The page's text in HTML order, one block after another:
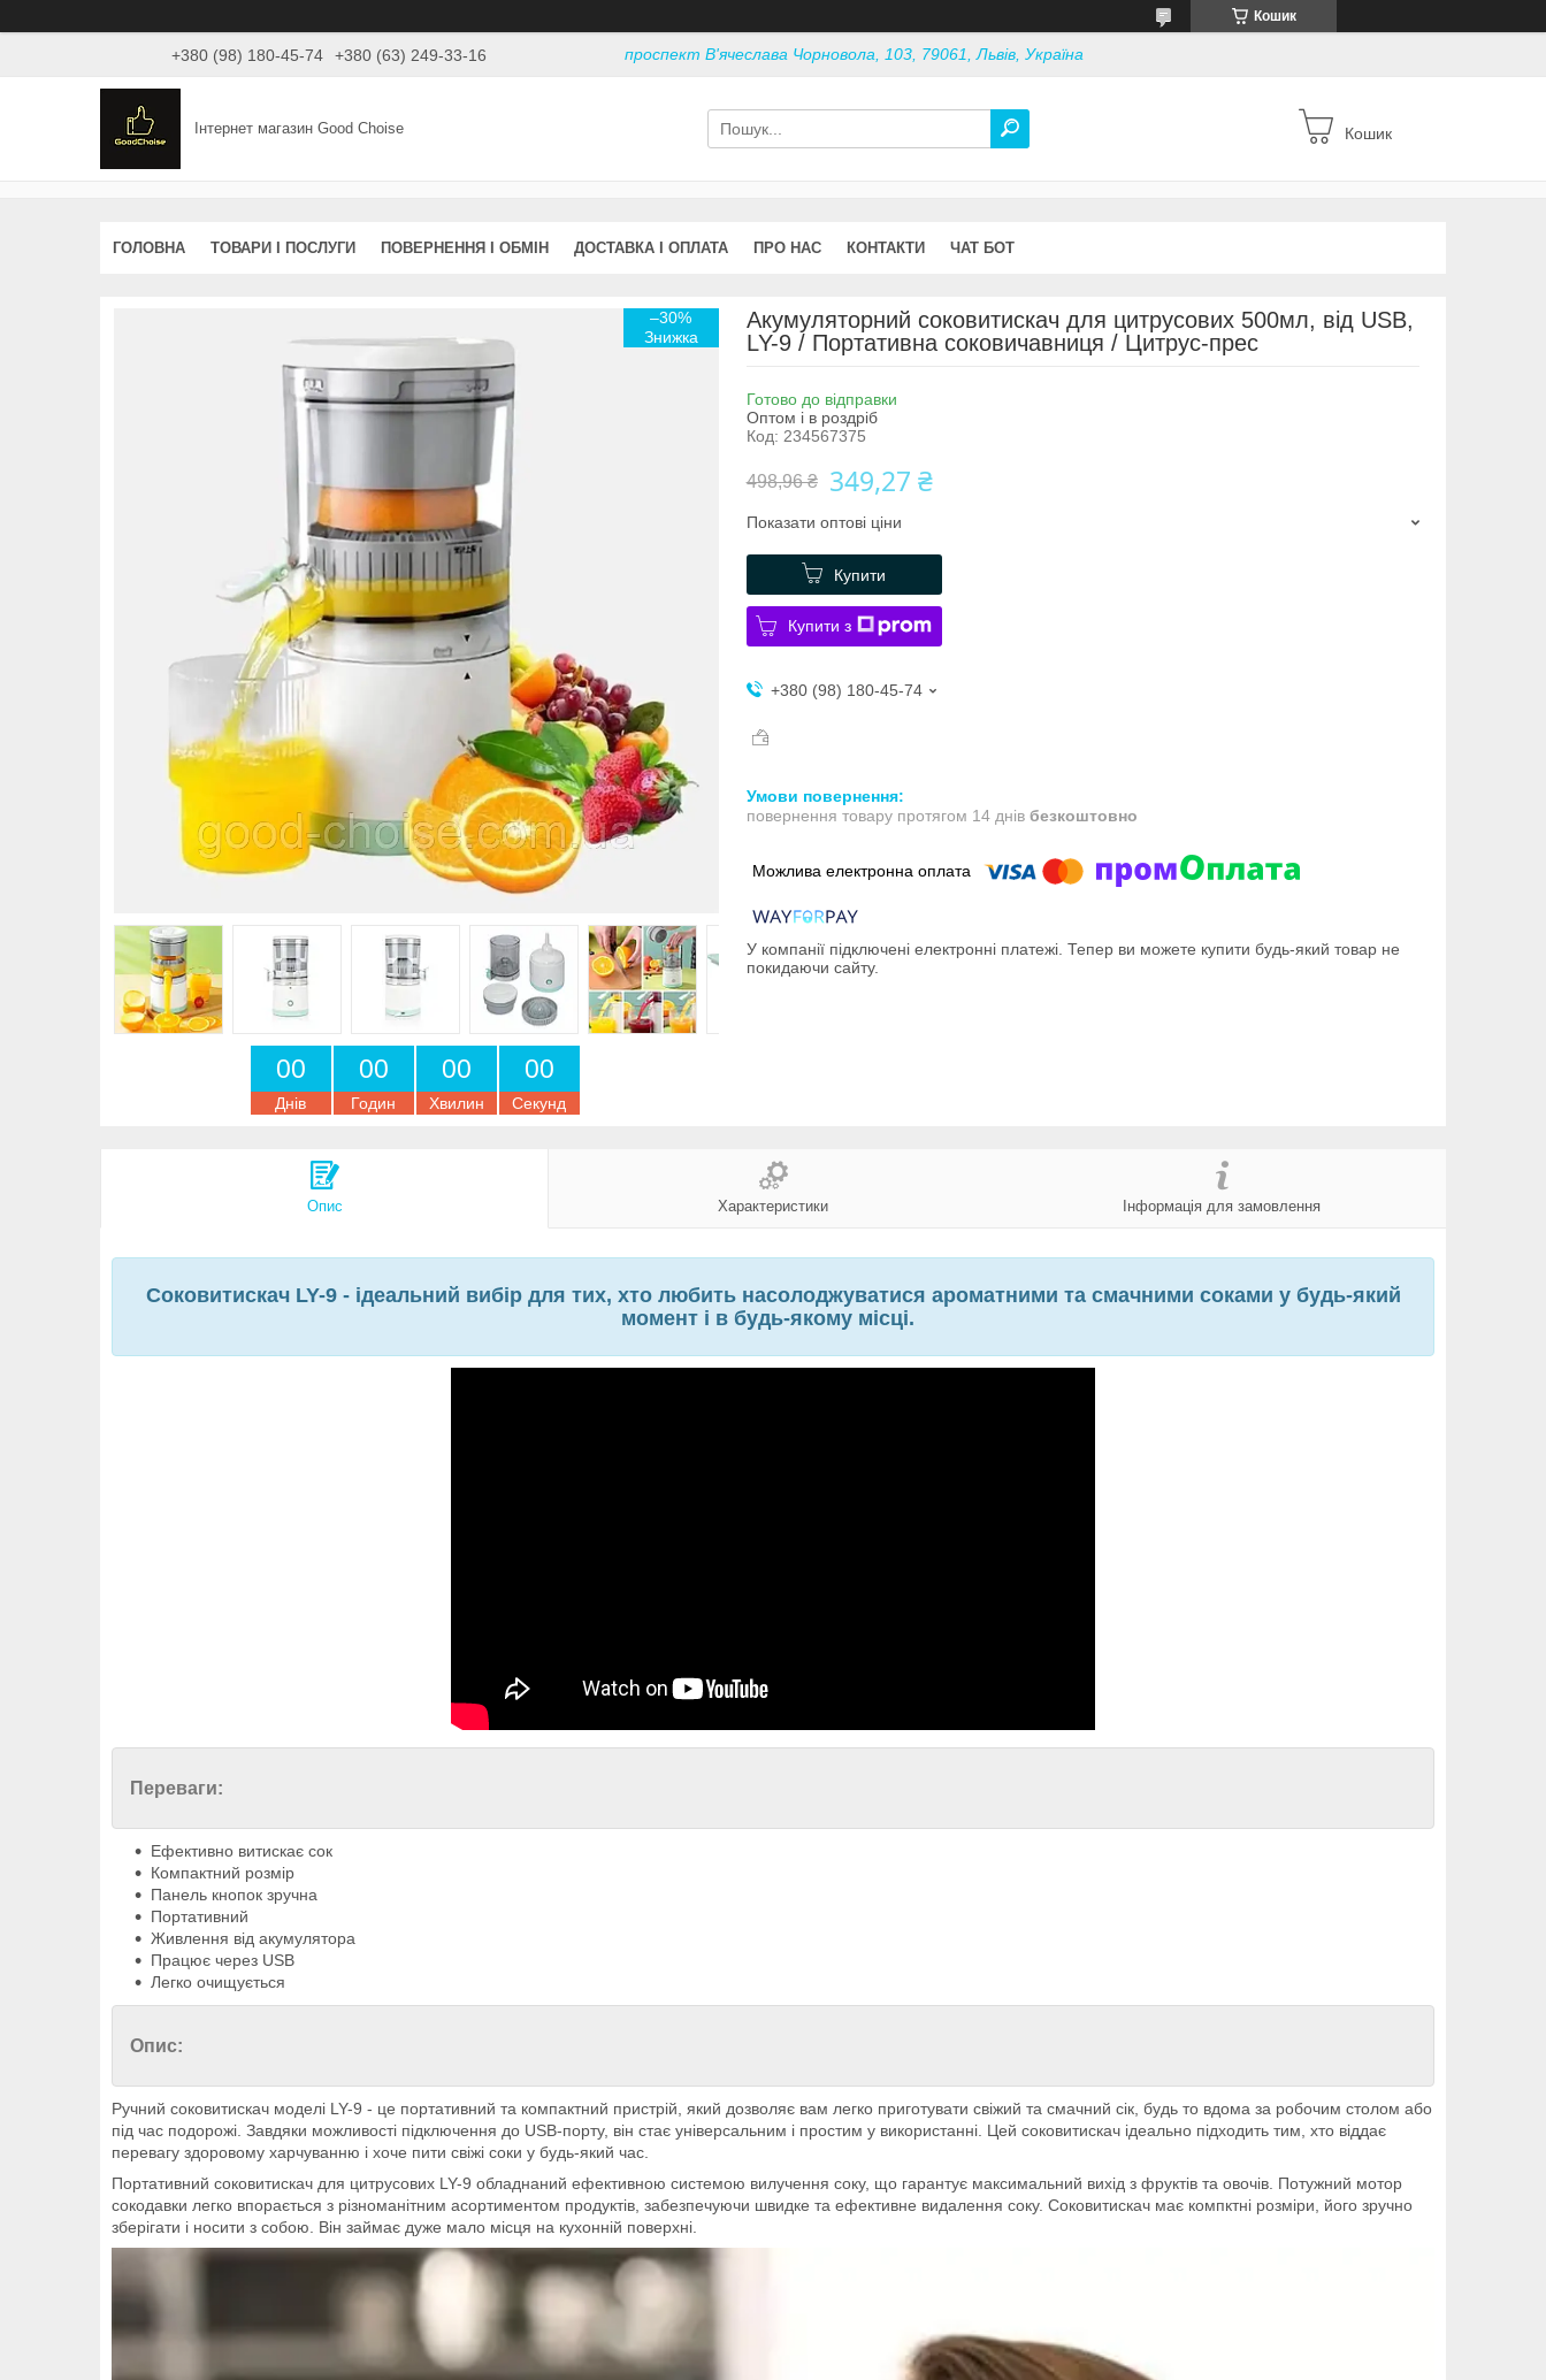
Кошик
+380 (98) 180-45-74 +380 (63) 249-33-16 проспект В'ячеслава Чорновола, 103, 79061, Львів, Україна
Інтернет магазин Good Choise Кошик
ГОЛОВНА ТОВАРИ І ПОСЛУГИ ПОВЕРНЕННЯ І ОБМІН ДОСТАВКА І ОПЛАТА ПРО НАС КОНТАКТИ ЧАТ БОТ
–30%
00
Днів
00
Годин
00
Хвилин
00
Секунд
Акумуляторний соковитискач для цитрусових 500мл, від USB,
LY-9 / Портативна соковичавниця / Цитрус-прес
Готово до відправки
Оптом і в роздріб
Код: 234567375
498,96 ₴ 349,27 ₴
Показати оптові ціни
Купити
Купити з
+380 (98) 180-45-74
повернення товару протягом 14 днів безкоштовно
У компанії підключені електронні платежі. Тепер ви можете купити будь-який товар не
покидаючи сайту.
Опис Характеристики Інформація для замовлення
Соковитискач LY-9 - ідеальний вибір для тих, хто любить насолоджуватися ароматними та смачними соками у будь-який
момент і в будь-якому місці.
Переваги:
Ефективно витискає сок
Компактний розмір
Панель кнопок зручна
Портативний
Живлення від акумулятора
Працює через USB
Легко очищується
Опис:
Ручний соковитискaч моделі LY-9 - це портативний та компактний пристрій, який дозволяє вам легко приготувати свіжий та смачний сік, будь то вдома за робочим столом або
під час подорожі. Завдяки можливості підключення до USB-порту, він стає універсальним і простим у використанні. Цей соковитискач ідеально підходить тим, хто віддає
перевагу здоровому харчуванню і хоче пити свіжі соки у будь-який час.
Портативний соковитискaч для цитрусових LY-9 обладнаний ефективною системою вилучення соку, що гарантує максимальний вихід з фруктів та овочів. Потужний мотор
сокодавки легко впорається з різноманітним асортиментом продуктів, забезпечуючи швидке та ефективне видалення соку. Соковитискач має компктні розміри, його зручно
зберігати і носити з собою. Він займає дуже мало місця на кухонній поверхні.